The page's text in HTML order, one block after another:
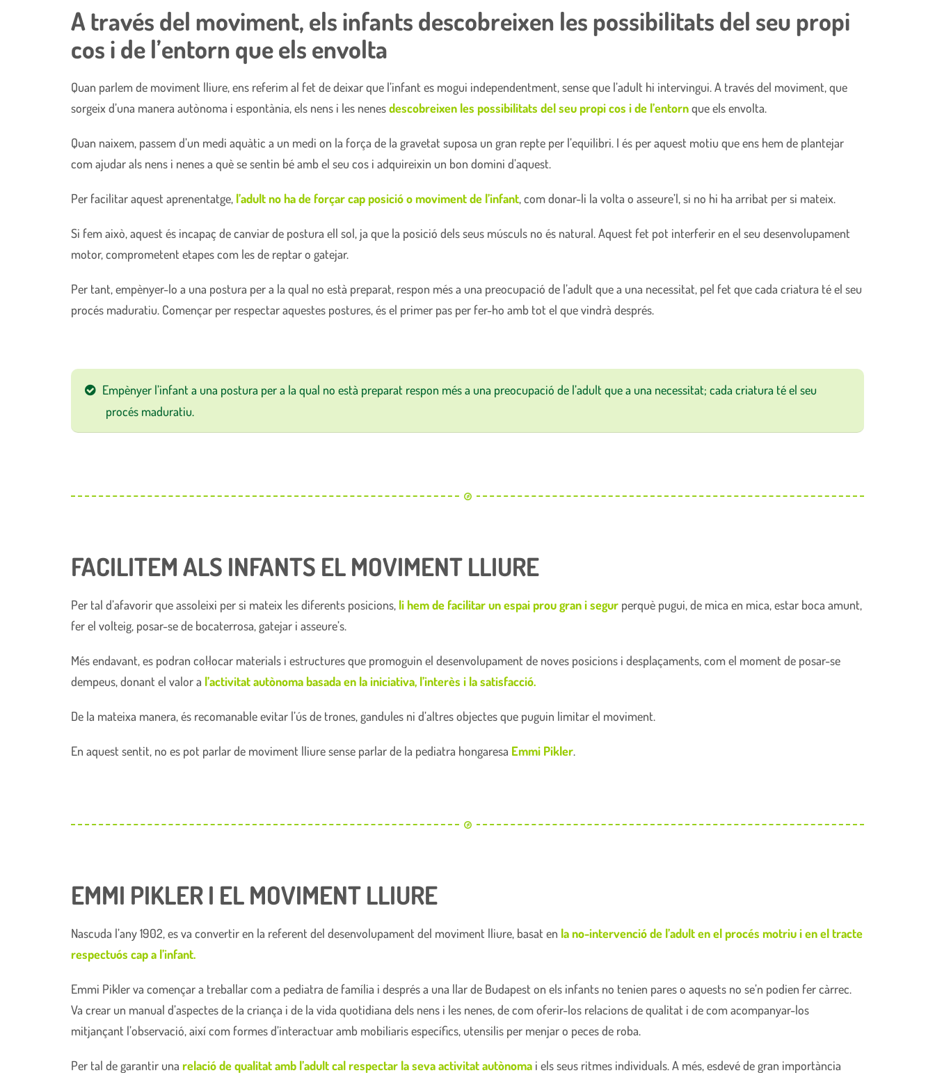
A través del moviment, els infants descobreixen les possibilitats del seu propi
cos i de l’entorn que els envolta
Quan parlem de moviment lliure, ens referim al fet de deixar que l’infant es mogui independentment, sense que l’adult hi intervingui. A través del moviment, que
sorgeix d’una manera autònoma i espontània, els nens i les nenesdescobreixen les possibilitats del seu propi cos i de l’entornque els envolta.
Quan naixem, passem d’un medi aquàtic a un medi on la força de la gravetat suposa un gran repte per l’equilibri. I és per aquest motiu que ens hem de plantejar
com ajudar als nens i nenes a què se sentin bé amb el seu cos i adquireixin un bon domini d’aquest.
Per facilitar aquest aprenentatge, l’adult no ha de forçar cap posició o moviment de l’infant, com donar-li la volta o asseure’l, si no hi ha arribat per si mateix.
Si fem això, aquest és incapaç de canviar de postura ell sol, ja que la posició dels seus músculs no és natural. Aquest fet pot interferir en el seu desenvolupament
motor, comprometent etapes com les de reptar o gatejar.
Per tant, empènyer-lo a una postura per a la qual no està preparat, respon més a una preocupació de l’adult que a una necessitat, pel fet que cada criatura té el seu
procés maduratiu. Començar per respectar aquestes postures, és el primer pas per fer-ho amb tot el que vindrà després.
Empènyer l’infant a una postura per a la qual no està preparat respon més a una preocupació de l’adult que a una necessitat; cada criatura té el seu
procés maduratiu.
FACILITEM ALS INFANTS EL MOVIMENT LLIURE
Per tal d’afavorir que assoleixi per si mateix les diferents posicions, li hem de facilitar un espai prou gran i segur perquè pugui, de mica en mica, estar boca amunt,
fer el volteig, posar-se de bocaterrosa, gatejar i asseure’s.
Més endavant, es podran col·locar materials i estructures que promoguin el desenvolupament de noves posicions i desplaçaments, com el moment de posar-se
dempeus, donant el valor a l’activitat autònoma basada en la iniciativa, l’interès i la satisfacció.
De la mateixa manera, és recomanable evitar l’ús de trones, gandules ni d’altres objectes que puguin limitar el moviment.
En aquest sentit, no es pot parlar de moviment lliure sense parlar de la pediatra hongaresa Emmi Pikler.
EMMI PIKLER I EL MOVIMENT LLIURE
Nascuda l’any 1902, es va convertir en la referent del desenvolupament del moviment lliure, basat en la no-intervenció de l’adult en el procés motriu i en el tracte
respectuós cap a l’infant.
Emmi Pikler va començar a treballar com a pediatra de família i després a una llar de Budapest on els infants no tenien pares o aquests no se’n podien fer càrrec.
Va crear un manual d’aspectes de la criança i de la vida quotidiana dels nens i les nenes, de com oferir-los relacions de qualitat i de com acompanyar-los
mitjançant l’observació, així com formes d’interactuar amb mobiliaris específics, utensilis per menjar o peces de roba.
Per tal de garantir una relació de qualitat amb l’adult cal respectar la seva activitat autònoma i els seus ritmes individuals. A més, esdevé de gran importància